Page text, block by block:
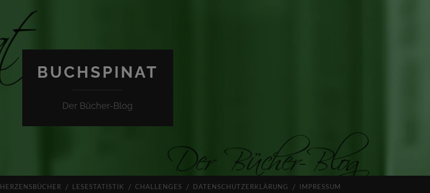
BUCHSPINAT
Der Bücher-Blog
HERZENSBÜCHER LESESTATISTIK CHALLENGES DATENSCHUTZERKLÄRUNG IMPRESSUM